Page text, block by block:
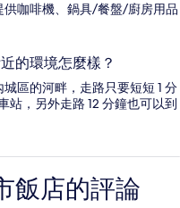
咖啡機、鍋具/餐盤/廚房用品
的環境怎麼樣？
區的河畔，走路只要短短 1 分
站，另外走路 12 分鐘也可以到
飯店的評論